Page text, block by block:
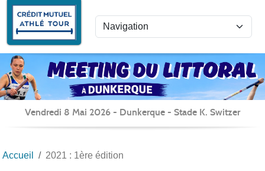
Vendredi 8 Mai 2026 - Dunkerque - Stade K. Switzer
Accueil 2021 : 1ère édition
Panneau de gestion des cookies